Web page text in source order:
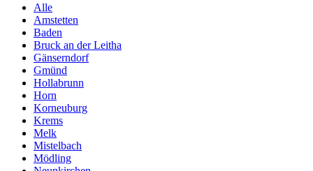
Alle
Amstetten
Baden
Bruck an der Leitha
Gänserndorf
Gmünd
Hollabrunn
Horn
Korneuburg
Krems
Melk
Mistelbach
Mödling